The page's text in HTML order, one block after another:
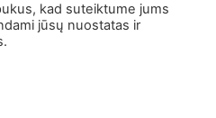
Visos teisės saugomos
kad suteiktume jums
jūsų nuostatas ir